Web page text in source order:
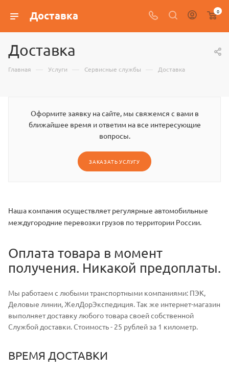
Доставка 0
Доставка
Главная — Услуги — Сервисные службы — Доставка
Оформите заявку на сайте, мы свяжемся с вами в
ближайшее время и ответим на все интересующие
вопросы.
ЗАКАЗАТЬ УСЛУГУ
Наша компания осуществляет регулярные автомобильные
междугородние перевозки грузов по территории России.
Оплата товара в момент
получения. Никакой предоплаты.
Мы работаем с любыми транспортными компаниями: ПЭК,
Деловые линии, ЖелДорЭкспедиция. Так же интернет-магазин
выполняет доставку любого товара своей собственной
Службой доставки. Стоимость - 25 рублей за 1 километр.
ВРЕМЯ ДОСТАВКИ